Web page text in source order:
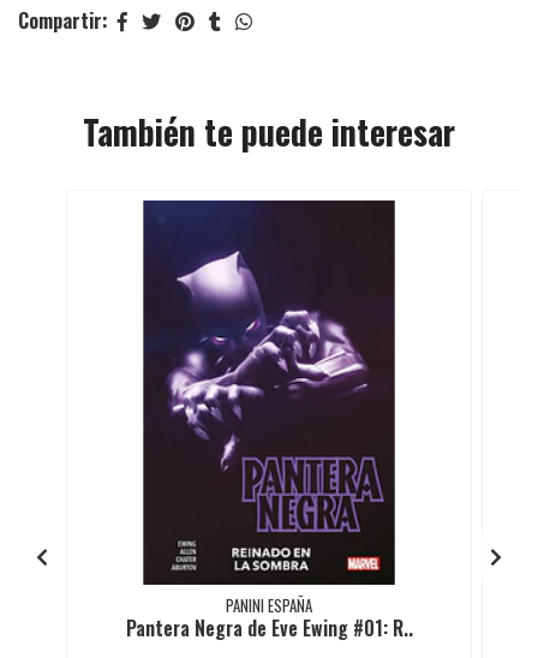
Compartir:
También te puede interesar
PANINI ESPAÑA
Pantera Negra de Eve Ewing #01: R..